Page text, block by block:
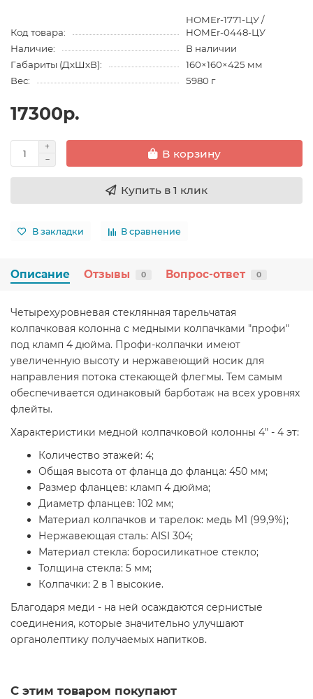
Код товара:
HOMEr-1771-ЦУ /
HOMEr-0448-ЦУ
Наличие:
В наличии
Габариты (ДхШхВ):
160×160×425 мм
Вес:
5980 г
17300р.
В корзину
Купить в 1 клик
В закладки В сравнение
Описание Отзывы 0 Вопрос-ответ 0
Четырехуровневая стеклянная тарельчатая
колпачковая колонна с медными колпачками "профи"
под кламп 4 дюйма. Профи-колпачки имеют
увеличенную высоту и нержавеющий носик для
направления потока стекающей флегмы. Тем самым
обеспечивается одинаковый барботаж на всех уровнях
флейты.
Характеристики медной колпачковой колонны 4" - 4 эт:
Количество этажей: 4;
Общая высота от фланца до фланца: 450 мм;
Размер фланцев: кламп 4 дюйма;
Диаметр фланцев: 102 мм;
Материал колпачков и тарелок: медь М1 (99,9%);
Нержавеющая сталь: AISI 304;
Материал стекла: боросиликатное стекло;
Толщина стекла: 5 мм;
Колпачки: 2 в 1 высокие.
Благодаря меди - на ней осаждаются сернистые
соединения, которые значительно улучшают
органолептику получаемых напитков.
С этим товаром покупают